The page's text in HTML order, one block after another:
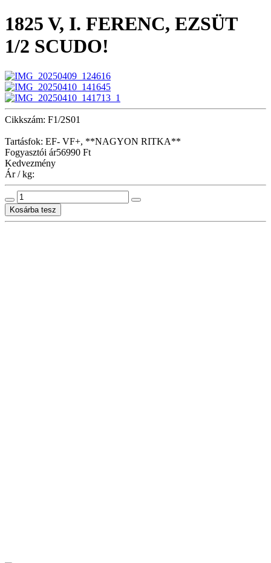
1825 V, I. FERENC, EZSÜT
1/2 SCUDO!
Cikkszám: F1/2S01
Tartásfok: EF- VF+, **NAGYON RITKA**
Fogyasztói ár56990 Ft
Kedvezmény
Ár / kg: